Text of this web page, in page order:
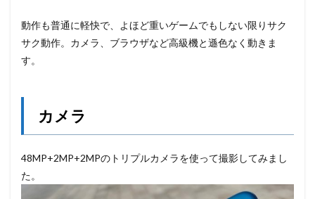
動作も普通に軽快で、よほど重いゲームでもしない限りサク
サク動作。カメラ、ブラウザなど高級機と遜色なく動きま
す。
カメラ
48MP+2MP+2MPのトリプルカメラを使って撮影してみまし
た。